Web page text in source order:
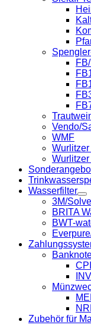
Vendo/
WMF
Wasserfilter
3M/
BRITA
BWT-
Zubehör für